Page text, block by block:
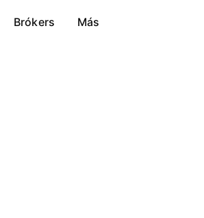
Brókers Más